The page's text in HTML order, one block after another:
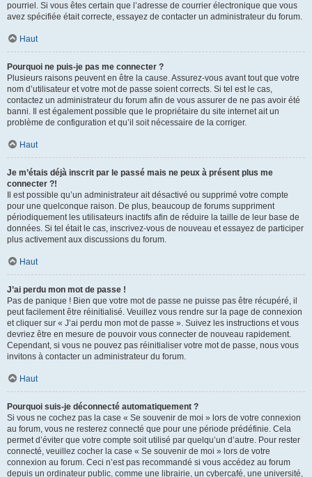
pourriel. Si vous êtes certain que l’adresse de courrier électronique que vous
avez spécifiée était correcte, essayez de contacter un administrateur du forum.
Haut
Pourquoi ne puis-je pas me connecter ?
Plusieurs raisons peuvent en être la cause. Assurez-vous avant tout que votre
nom d’utilisateur et votre mot de passe soient corrects. Si tel est le cas,
contactez un administrateur du forum afin de vous assurer de ne pas avoir été
banni. Il est également possible que le propriétaire du site internet ait un
problème de configuration et qu’il soit nécessaire de la corriger.
Haut
Je m’étais déjà inscrit par le passé mais ne peux à présent plus me
connecter ?!
Il est possible qu’un administrateur ait désactivé ou supprimé votre compte
pour une quelconque raison. De plus, beaucoup de forums suppriment
périodiquement les utilisateurs inactifs afin de réduire la taille de leur base de
données. Si tel était le cas, inscrivez-vous de nouveau et essayez de participer
plus activement aux discussions du forum.
Haut
J’ai perdu mon mot de passe !
Pas de panique ! Bien que votre mot de passe ne puisse pas être récupéré, il
peut facilement être réinitialisé. Veuillez vous rendre sur la page de connexion
et cliquer sur « J’ai perdu mon mot de passe ». Suivez les instructions et vous
devriez être en mesure de pouvoir vous connecter de nouveau rapidement.
Cependant, si vous ne pouvez pas réinitialiser votre mot de passe, nous vous
invitons à contacter un administrateur du forum.
Haut
Pourquoi suis-je déconnecté automatiquement ?
Si vous ne cochez pas la case « Se souvenir de moi » lors de votre connexion
au forum, vous ne resterez connecté que pour une période prédéfinie. Cela
permet d’éviter que votre compte soit utilisé par quelqu’un d’autre. Pour rester
connecté, veuillez cocher la case « Se souvenir de moi » lors de votre
connexion au forum. Ceci n’est pas recommandé si vous accédez au forum
depuis un ordinateur public, comme une librairie, un cybercafé, une université,